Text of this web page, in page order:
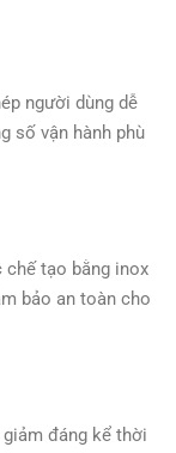
người dùng dễ
số vận hành phù
chế tạo bằng inox
bảo an toàn cho
đáng kể thời